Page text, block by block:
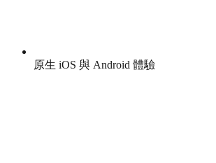
原生 iOS 與 Android 體驗